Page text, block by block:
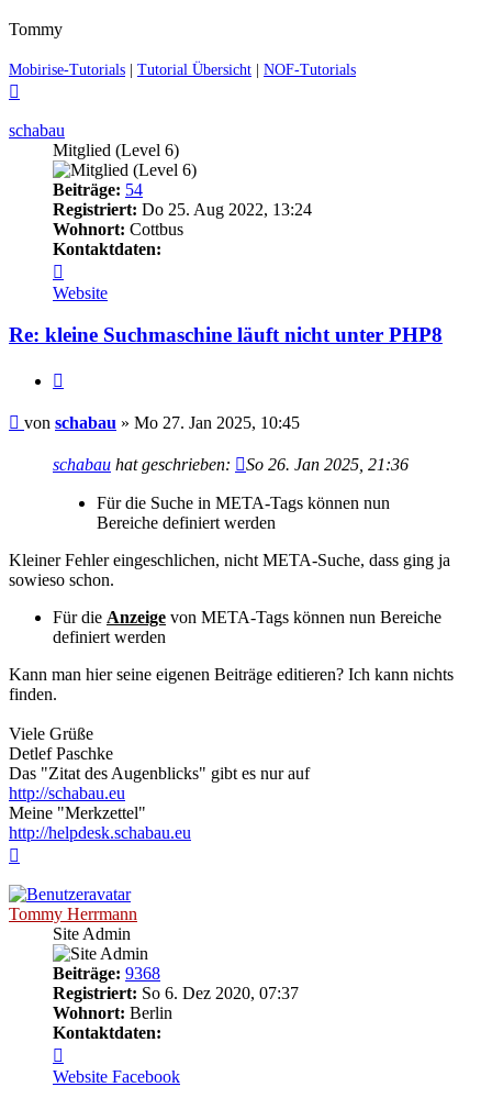
Tommy
Mobirise-Tutorials | Tutorial Übersicht | NOF-Tutorials
schabau
Mitglied (Level 6)
Beiträge: 54
Registriert: Do 25. Aug 2022, 13:24
Wohnort: Cottbus
Kontaktdaten:
von
schabau
Website
Re: kleine Suchmaschine läuft nicht unter PHP8
Ungelesener
von schabau » Mo 27. Jan 2025, 10:45
schabau hat geschrieben: So 26. Jan 2025, 21:36
Für die Suche in META-Tags können nun
Bereiche definiert werden
Kleiner Fehler eingeschlichen, nicht META-Suche, dass ging ja
sowieso schon.
Für die Anzeige von META-Tags können nun Bereiche
definiert werden
Kann man hier seine eigenen Beiträge editieren? Ich kann nichts
finden.
Viele Grüße
Detlef Paschke
Das "Zitat des Augenblicks" gibt es nur auf
http://schabau.eu
Meine "Merkzettel"
http://helpdesk.schabau.eu
Tommy Herrmann
Site Admin
Beiträge: 9368
Registriert: So 6. Dez 2020, 07:37
Wohnort: Berlin
Kontaktdaten:
von
Tommy
Website Facebook